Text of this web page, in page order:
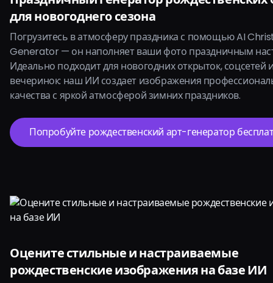
для новогоднего сезона
Погрузитесь в атмосферу праздника с помощью AI
Generator — он наполняет ваши фото праздничным
Идеально подходит для новогодних открыток, соцсетей
вечеринок: наш ИИ создает изображения
качества с яркой атмосферой зимних праздников.
Попробуйте рождественский арт-генератор
Оцените стильные и настраиваемые
рождественские изображения на базе ИИ